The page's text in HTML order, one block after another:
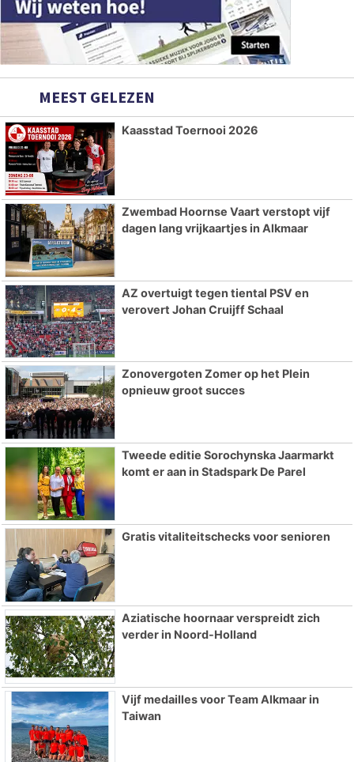
MEEST GELEZEN
Kaasstad Toernooi 2026
Zwembad Hoornse Vaart verstopt vijf
dagen lang vrijkaartjes in Alkmaar
AZ overtuigt tegen tiental PSV en
verovert Johan Cruijff Schaal
Zonovergoten Zomer op het Plein
opnieuw groot succes
Tweede editie Sorochynska Jaarmarkt
komt er aan in Stadspark De Parel
Gratis vitaliteitschecks voor senioren
Aziatische hoornaar verspreidt zich
verder in Noord-Holland
Vijf medailles voor Team Alkmaar in
Taiwan